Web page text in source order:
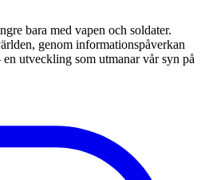
bara med vapen och soldater.
genom informationspåverkan
utveckling som utmanar vår syn på